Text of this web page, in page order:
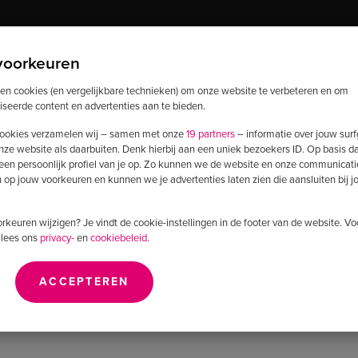
cookies (en vergelijkbare technieken) om onze website te verbeteren en om
content en advertenties aan te bieden.
verzamelen wij – samen met onze19 partners– informatie over jouw
website als daarbuiten. Denk hierbij aan een uniek bezoekers ID. Op basis
persoonlijk profiel van je op. Zo kunnen we de website en onze
jouw voorkeuren en kunnen we je advertenties laten zien die aansluiten bij
wijzigen? Je vindt de cookie-instellingen in de footer van de website.
ons privacy-encookiebeleid.
ACCEPTEREN
Webshop
development
Magento webshop
development